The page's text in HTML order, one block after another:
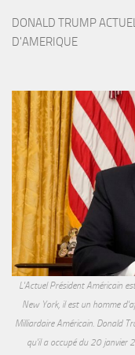
DONALD TRUMP
D'AMERIQUE
L'Actuel Président Américain
New York, il est un homme
Milliardaire Américain. Donald
qu'il a occupé du 20 janvier